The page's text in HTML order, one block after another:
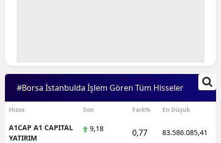
#Borsa İstanbulda İşlem Gören Tüm Hisseler
Hisse Son Fark% En Düşük
A1CAP A1 CAPITAL
YATIRIM
9,18 0,77 83.586.085,41